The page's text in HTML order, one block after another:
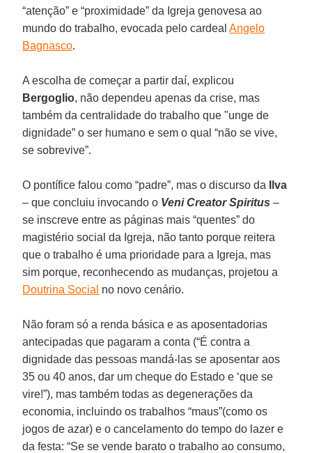
“atenção” e “proximidade” da Igreja genovesa ao
mundo do trabalho, evocada pelo cardealAngelo
Bagnasco.
A escolha de começar a partir daí, explicou
Bergoglio, não dependeu apenas da crise, mas
também da centralidade do trabalho que "unge de
dignidade” o ser humano e sem o qual “não se vive,
se sobrevive”.
O pontífice falou como “padre”, mas o discurso da
Ilva
– que concluiu invocando o Veni Creator Spiritus –
se inscreve entre as páginas mais “quentes” do
magistério social da Igreja, não tanto porque reitera
que o trabalho é uma prioridade para a Igreja, mas
sim porque, reconhecendo as mudanças, projetou a
Doutrina Social no novo cenário.
Não foram só a renda básica e as aposentadorias
antecipadas que pagaram a conta (“É contra a
dignidade das pessoas mandá-las se aposentar aos
35 ou 40 anos, dar um cheque do Estado e ‘que se
vire!”), mas também todas as degenerações da
economia, incluindo os trabalhos “maus”(como os
jogos de azar) e o cancelamento do tempo do lazer e
da festa: “Se se vende barato o trabalho ao consumo,